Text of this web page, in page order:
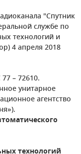
"Спутник
службе по
технологий и
4 апреля 2018
– 72610.
унитарное
агентство